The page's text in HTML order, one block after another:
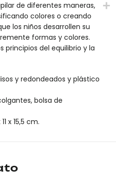
de diferentes maneras,
colores o creando
los niños desarrollen su
formas y colores.
principios del equilibrio y la
y redondeados y plástico
bolsa de
x 15,5 cm.
de la sabiduría mideer es un
de la sabiduría mideer es un